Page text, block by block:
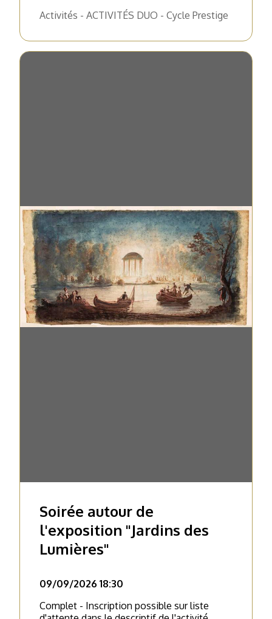
Activités - ACTIVITÉS DUO - Cycle Prestige
Soirée autour de
l'exposition "Jardins des
Lumières"
09/09/2026 18:30
Complet - Inscription possible sur liste